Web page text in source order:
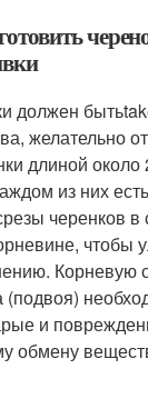
должен
желательно
длиной около
из них
черенков в
чтобы
Корневую
(подвоя)
и
обмену